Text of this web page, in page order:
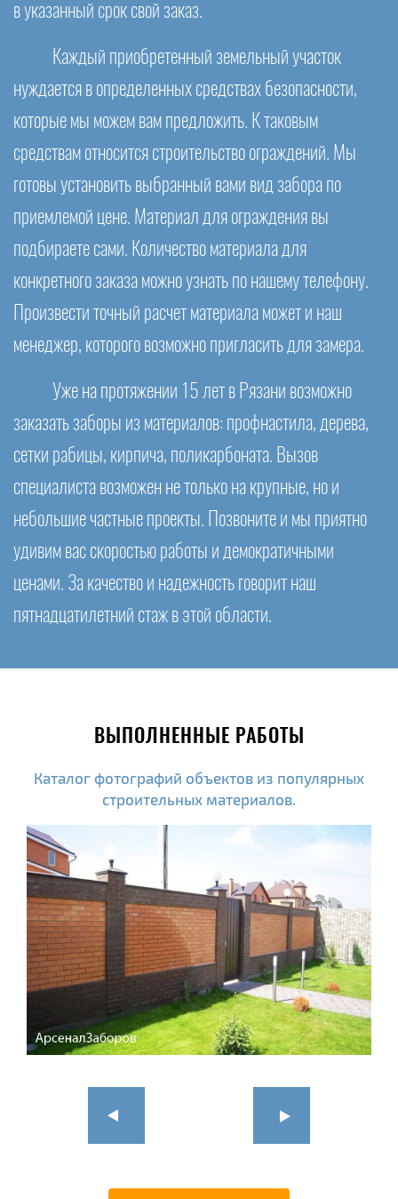
в указанный срок свой заказ.
Каждый приобретенный земельный участок
нуждается в определенных средствах безопасности,
которые мы можем вам предложить. К таковым
средствам относится строительство ограждений. Мы
готовы установить выбранный вами вид забора по
приемлемой цене. Материал для ограждения вы
подбираете сами. Количество материала для
конкретного заказа можно узнать по нашему телефону.
Произвести точный расчет материала может и наш
менеджер, которого возможно пригласить для замера.
Уже на протяжении 15 лет в Рязани возможно
заказать заборы из материалов: профнастила, дерева,
сетки рабицы, кирпича, поликарбоната. Вызов
специалиста возможен не только на крупные, но и
небольшие частные проекты. Позвоните и мы приятно
удивим вас скоростью работы и демократичными
ценами. За качество и надежность говорит наш
пятнадцатилетний стаж в этой области.
ВЫПОЛНЕННЫЕ РАБОТЫ
Каталог фотографий объектов из популярных
строительных материалов.